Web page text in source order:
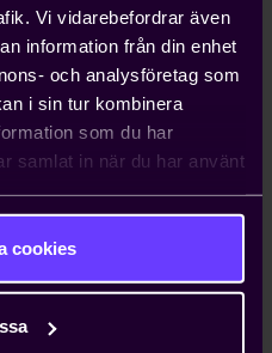
Vi vidarebefordrar även
information från din enhet
och analysföretag som
i sin tur kombinera
som du har
samlat in när du har använt
cookies
2
sårbarhet